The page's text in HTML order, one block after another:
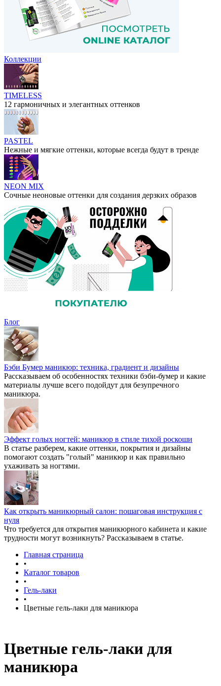
Коллекции
TIMELESS
12 гармоничных и элегантных оттенков
PASTEL
Нежные и мягкие оттенки, которые всегда будут в тренде
NEON MIX
Сочные неоновые оттенки для создания дерзких образов
Блог
Бэби Бумер маникюр: техника, градиент и дизайны
Рассказываем об особенностях техники бэби-бумер и какие
материалы лучше всего подойдут для безупречного
маникюра.
Эффект голых ногтей: маникюр в стиле тихой роскоши
В статье разберем, какие оттенки, покрытия и дизайны
помогают создать "голый" маникюр и как правильно
ухаживать за ногтями.
Как открыть маникюрный салон: пошаговая инструкция с
нуля
Что требуется для открытия маникюрного кабинета и какие
трудности могут возникнуть? Рассказываем в статье.
Главная страница
•
Каталог товаров
•
Гель-лаки
•
Цветные гель-лаки для маникюра
Цветные гель-лаки для
маникюра